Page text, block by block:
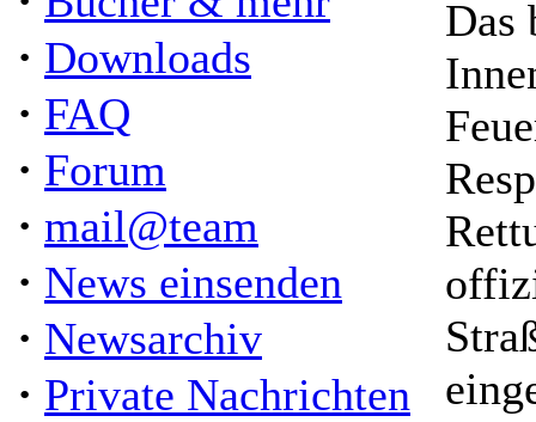
· Downloads
· FAQ
· Forum
· mail@team
· News einsenden
· Newsarchiv
· Private Nachrichten
Das